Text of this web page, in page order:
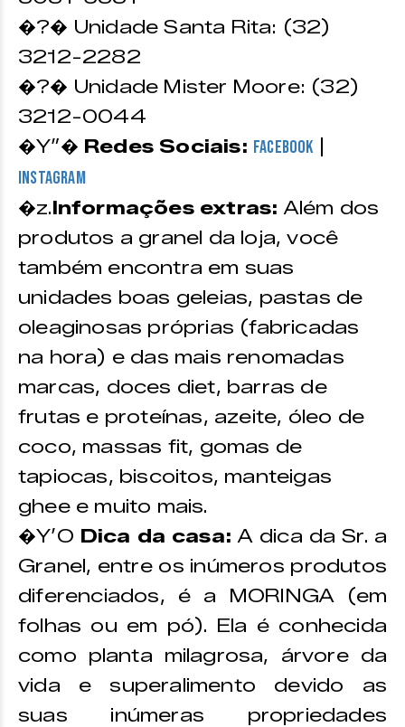
�?� Unidade Santa Rita: (32)
3212-2282
�?� Unidade Mister Moore: (32)
3212-0044
�Y”� Redes Sociais: Facebook
Instagram
�z.Informações extras:Além dos
produtos a granel da loja, você
também encontra em suas
unidades boas geleias, pastas de
oleaginosas próprias (fabricadas
na hora) e das mais renomadas
marcas, doces diet, barras de
frutas e proteínas, azeite, óleo de
coco, massas fit, gomas de
tapiocas, biscoitos, manteigas
ghee e muito mais.
�Y’O Dica da casa:A dica da Sr. a
Granel, entre os inúmeros produtos
diferenciados, é a MORINGA (em
folhas ou em pó). Ela é conhecida
como planta milagrosa, árvore da
vida e superalimento devido as
suas inúmeras propriedades